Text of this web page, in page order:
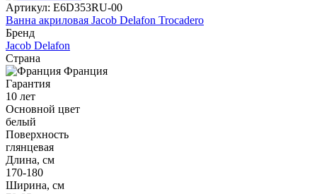
Артикул: E6D353RU-00
Ванна акриловая Jacob Delafon Trocadero
Бренд
Jacob Delafon
Страна
Франция
Гарантия
10 лет
Основной цвет
белый
Поверхность
глянцевая
Длина, см
170-180
Ширина, см